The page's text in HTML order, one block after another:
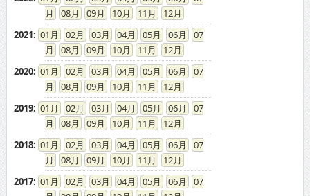
01 02 03 04 05 06
08
09 10 11
12
01 02 03 04 05 06
08
09 10 11
12
01 02 03 04 05 06
08
09 10 11
12
01 02 03 04 05 06
08
09 10 11
12
01 02 03 04 05 06
08
09 10 11
12